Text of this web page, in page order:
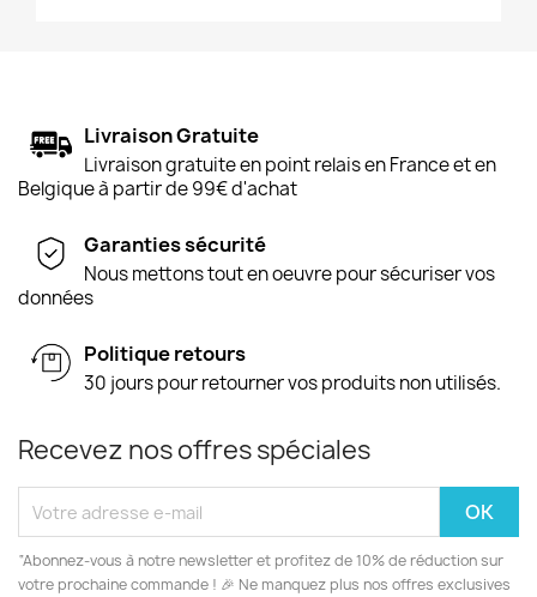
Livraison Gratuite
Livraison gratuite en point relais en France et en
Belgique à partir de 99€ d'achat
Garanties sécurité
Nous mettons tout en oeuvre pour sécuriser vos
données
Politique retours
30 jours pour retourner vos produits non utilisés.
Recevez nos offres spéciales
“Abonnez-vous à notre newsletter et profitez de 10% de réduction sur
votre prochaine commande ! 🎉 Ne manquez plus nos offres exclusives